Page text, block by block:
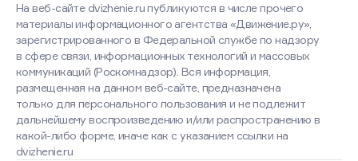
На веб-сайте dvizhenie.ru публикуются в числе прочего
материалы информационного агентства «Движение.ру»,
зарегистрированного в Федеральной службе по надзору
в сфере связи, информационных технологий и массовых
коммуникаций (Роскомнадзор). Вся информация,
размещенная на данном веб-сайте, предназначена
только для персонального пользования и не подлежит
дальнейшему воспроизведению и/или распространению в
какой-либо форме, иначе как с указанием ссылки на
dvizhenie.ru